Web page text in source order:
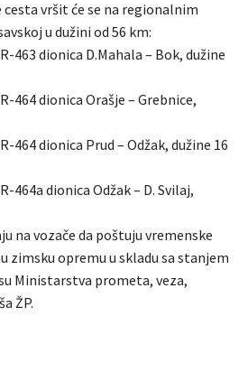
cesta vršit će se na regionalnim
u dužini od 56 km:
dionica D.Mahala – Bok, dužine
dionica Orašje – Grebnice,
dionica Prud – Odžak, dužine 16
dionica Odžak – D. Svilaj,
na vozače da poštuju vremenske
zimsku opremu u skladu sa stanjem
Ministarstva prometa, veza,
ŽP.